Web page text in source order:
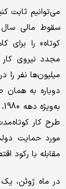
می‌توانیم ثابت
کوتاه» را برای
مجدد نیروی کار
میلیون‌ها نفر را
دوباره به همان
طرح کار
مورد حمایت
مقابله با رکود
در ماه ژوئن،